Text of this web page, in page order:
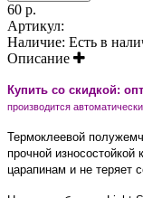
60 р.
Артикул:
Наличие: Есть в
Описание
Купить со скидкой:
производится
Термоклеевой
прочной
царапинам и не теряет